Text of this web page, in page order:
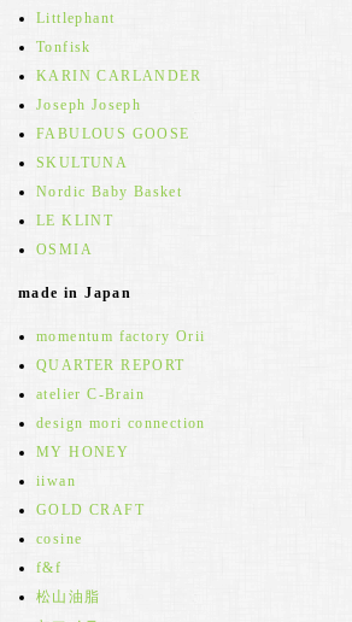
Littlephant
Tonfisk
KARIN CARLANDER
Joseph Joseph
FABULOUS GOOSE
SKULTUNA
Nordic Baby Basket
LE KLINT
OSMIA
made in Japan
momentum factory Orii
QUARTER REPORT
atelier C-Brain
design mori connection
MY HONEY
iiwan
GOLD CRAFT
cosine
f&f
松山油脂